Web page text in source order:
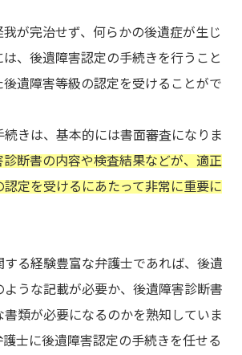
が完治せず、何らかの後遺症が生じ
、後遺障害認定の手続きを行うこと
遺障害等級の認定を受けることがで
きは、基本的には書面審査になりま
断書の内容や検査結果などが、適正
定を受けるにあたって非常に重要に
る経験豊富な弁護士であれば、後遺
うな記載が必要か、後遺障害診断書
類が必要になるのかを熟知していま
士に後遺障害認定の手続きを任せる